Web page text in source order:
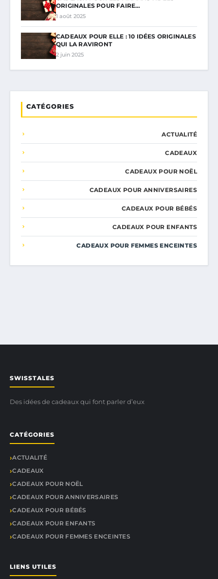
ORIGINALES POUR FAIRE…
1 août 2025
CADEAUX POUR ELLE : 10 IDÉES ORIGINALES
QUI LA RAVIRONT
2 juin 2025
CATÉGORIES
ACTUALITÉ
CADEAUX
CADEAUX POUR NOËL
CADEAUX POUR ANNIVERSAIRES
CADEAUX POUR BÉBÉS
CADEAUX POUR ENFANTS
CADEAUX POUR FEMMES ENCEINTES
SWISSTALES
Des idées de cadeaux qui font parler d’eux
CATÉGORIES
ACTUALITÉ
CADEAUX
CADEAUX POUR NOËL
CADEAUX POUR ANNIVERSAIRES
CADEAUX POUR BÉBÉS
CADEAUX POUR ENFANTS
CADEAUX POUR FEMMES ENCEINTES
LIENS UTILES